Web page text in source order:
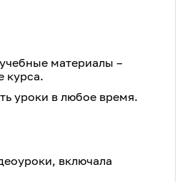
материалы –
курса.
уроки в любое время.
включала